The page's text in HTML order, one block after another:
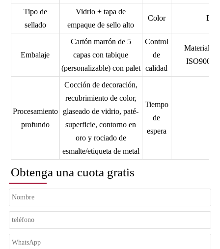
Tipo de
sellado
Vidrio + tapa de
empaque de sello alto
Color
Embalaje
Cartón marrón de 5
capas con tabique
(personalizable) con palet
Control
de
calidad
Material
ISO9001,
Procesamiento
profundo
Cocción de decoración,
recubrimiento de color,
glaseado de vidrio, paté-
superficie, contorno en
oro y rociado de
esmalte/etiqueta de metal
Tiempo
de
espera
Obtenga una cuota gratis